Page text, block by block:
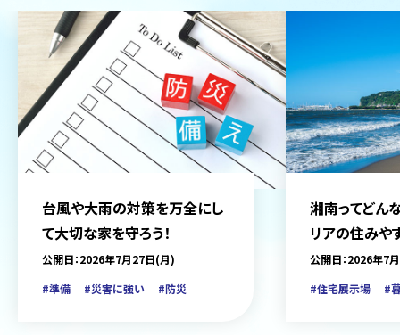
台風や大雨の対策を万全にし
て大切な家を守ろう！
公開日：2026年7月27日(月)
#準備
#災害に強い #防災
湘南ってどん
リアの住みや
をご紹介
公開日：2026年7
#住宅展示場
#